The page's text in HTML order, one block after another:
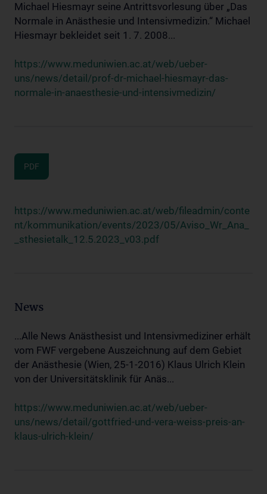
Michael Hiesmayr seine Antrittsvorlesung über „Das
Normale in Anästhesie und Intensivmedizin.“ Michael
Hiesmayr bekleidet seit 1. 7. 2008...
https://www.meduniwien.ac.at/web/ueber-
uns/news/detail/prof-dr-michael-hiesmayr-das-
normale-in-anaesthesie-und-intensivmedizin/
PDF
https://www.meduniwien.ac.at/web/fileadmin/conte
nt/kommunikation/events/2023/05/Aviso_Wr_Ana_
_sthesietalk_12.5.2023_v03.pdf
News
...Alle News Anästhesist und Intensivmediziner erhält
vom FWF vergebene Auszeichnung auf dem Gebiet
der Anästhesie (Wien, 25-1-2016) Klaus Ulrich Klein
von der Universitätsklinik für Anäs...
https://www.meduniwien.ac.at/web/ueber-
uns/news/detail/gottfried-und-vera-weiss-preis-an-
klaus-ulrich-klein/